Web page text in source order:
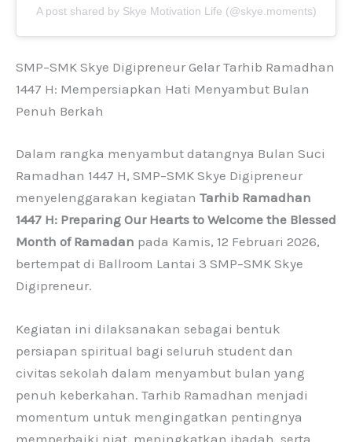
A post shared by Skye Motivation Life (@skye.moments)
SMP–SMK Skye Digipreneur Gelar Tarhib Ramadhan
1447 H: Mempersiapkan Hati Menyambut Bulan
Penuh Berkah
Dalam rangka menyambut datangnya Bulan Suci
Ramadhan 1447 H, SMP–SMK Skye Digipreneur
menyelenggarakan kegiatan Tarhib Ramadhan
1447 H: Preparing Our Hearts to Welcome the Blessed
Month of Ramadan pada Kamis, 12 Februari 2026,
bertempat di Ballroom Lantai 3 SMP–SMK Skye
Digipreneur.
Kegiatan ini dilaksanakan sebagai bentuk
persiapan spiritual bagi seluruh student dan
civitas sekolah dalam menyambut bulan yang
penuh keberkahan. Tarhib Ramadhan menjadi
momentum untuk mengingatkan pentingnya
memperbaiki niat, meningkatkan ibadah, serta